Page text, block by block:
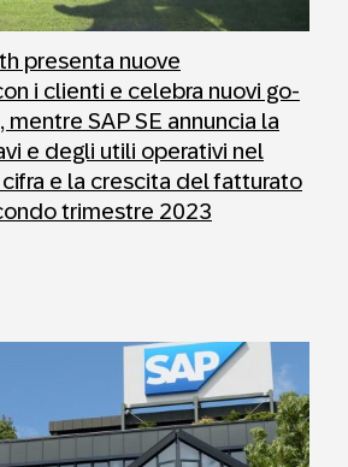
presenta nuove
i clienti e celebra nuovi go-
SAP SE annuncia la
e degli utili operativi nel
e la crescita del fatturato
trimestre 2023